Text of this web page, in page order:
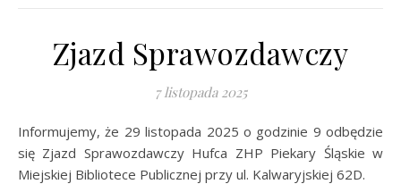
Zjazd Sprawozdawczy
7 listopada 2025
Informujemy, że 29 listopada 2025 o godzinie 9 odbędzie
się Zjazd Sprawozdawczy Hufca ZHP Piekary Śląskie w
Miejskiej Bibliotece Publicznej przy ul. Kalwaryjskiej 62D.